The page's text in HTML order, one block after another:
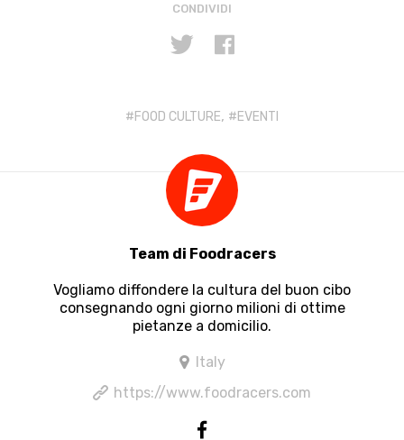
CONDIVIDI
FOOD CULTURE, EVENTI
Team di Foodracers
Vogliamo diffondere la cultura del buon cibo
consegnando ogni giorno milioni di ottime
pietanze a domicilio.
Italy
https://www.foodracers.com